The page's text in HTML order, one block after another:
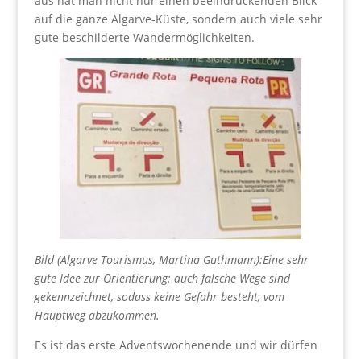
auf die ganze Algarve-Küste, sondern auch viele sehr
gute beschilderte Wandermöglichkeiten.
Bild (Algarve Tourismus, Martina Guthmann):Eine sehr
gute Idee zur Orientierung: auch falsche Wege sind
gekennzeichnet, sodass keine Gefahr besteht, vom
Hauptweg abzukommen.
Es ist das erste Adventswochenende und wir dürfen